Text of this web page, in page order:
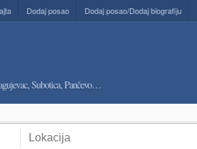
Dodaj posao/Dodaj biografiju
Dodaj posao
Subotica, Pančevo…